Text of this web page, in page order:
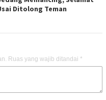
Ditolong Teman
Ruas yang wajib ditandai *